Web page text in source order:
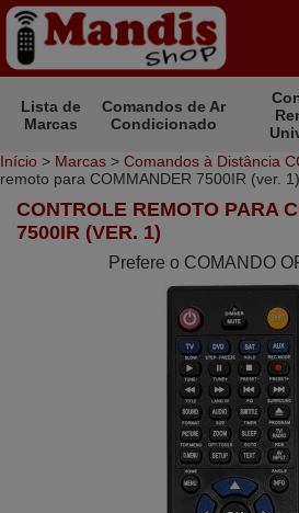
Lista de
Marcas
Comandos de Ar
Condicionado
Início > Marcas > Comandos à Distância
remoto para COMMANDER 7500IR (ver. 1)
CONTROLE REMOTO PARA
7500IR (VER. 1)
Prefere o COMANDO